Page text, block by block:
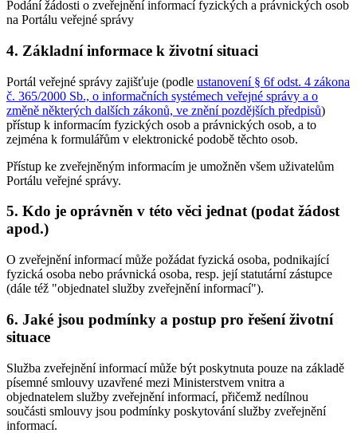
Podání žádosti o zveřejnění informací fyzických a právnických osob
na Portálu veřejné správy
4. Základní informace k životní situaci
Portál veřejné správy zajišťuje (podle ustanovení § 6f odst. 4 zákona
č. 365/2000 Sb., o informačních systémech veřejné správy a o
změně některých dalších zákonů, ve znění pozdějších předpisů)
přístup k informacím fyzických osob a právnických osob, a to
zejména k formulářům v elektronické podobě těchto osob.
Přístup ke zveřejněným informacím je umožněn všem uživatelům
Portálu veřejné správy.
5. Kdo je oprávněn v této věci jednat (podat žádost
apod.)
O zveřejnění informací může požádat fyzická osoba, podnikající
fyzická osoba nebo právnická osoba, resp. její statutární zástupce
(dále též "objednatel služby zveřejnění informací").
6. Jaké jsou podmínky a postup pro řešení životní
situace
Služba zveřejnění informací může být poskytnuta pouze na základě
písemné smlouvy uzavřené mezi Ministerstvem vnitra a
objednatelem služby zveřejnění informací, přičemž nedílnou
součásti smlouvy jsou podmínky poskytování služby zveřejnění
informací.